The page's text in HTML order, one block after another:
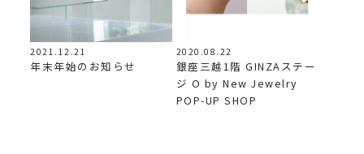
2021.12.21
年末年始のお知らせ
2020.08.22
銀座三越1階 GINZAステー
ジ O by New Jewelry
POP-UP SHOP